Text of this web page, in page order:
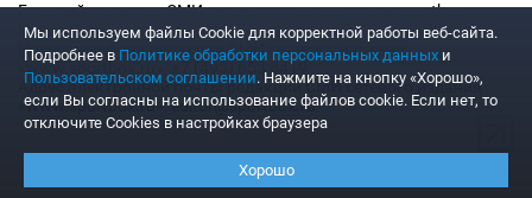
Главный редактор СМИ сетевого издания «www.sportbox.ru»:
Конов В.А.
Номер телефона редакции СМИ сетевого издания
«www.sportbox.ru»: +7 (495) 653 8419
Адрес электронной почты редакции СМИ сетевого издания
«www.sportbox.ru»: editor@sportbox.ru
Мы используем файлы Сookie для корректной работы веб-сайта.
Подробнее в Политике обработки персональных данных и
Пользовательском соглашении. Нажмите на кнопку «Хорошо»,
если Вы согласны на использование файлов cookie. Если нет, то
отключите Cookies в настройках браузера
Хорошо